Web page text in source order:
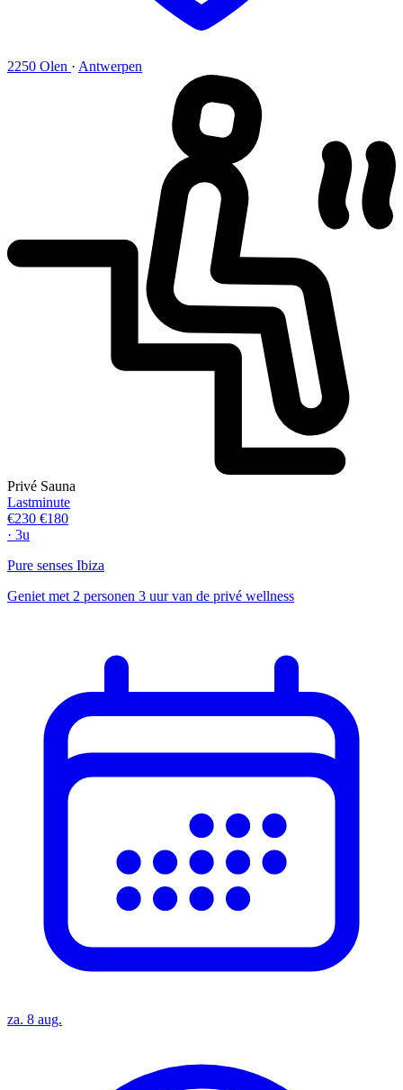
2250 Olen · Antwerpen
Privé Sauna
Lastminute
€230 €180
· 3u
Pure senses Ibiza
Geniet met 2 personen 3 uur van de privé wellness
za. 8 aug.